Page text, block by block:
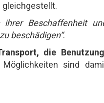
gleichgestellt.
ihrer Beschaffenheit
beschädigen“.
die
sind